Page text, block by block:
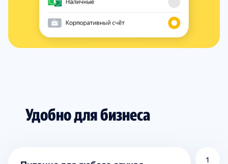
Удобно для бизнеса
1